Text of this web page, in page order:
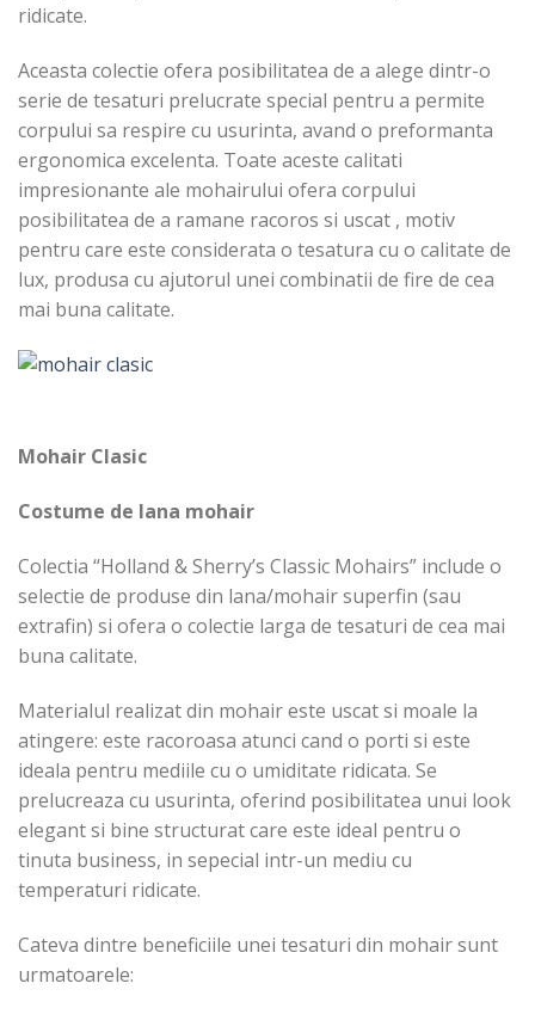
ridicate.
Aceasta colectie ofera posibilitatea de a alege dintr-o
serie de tesaturi prelucrate special pentru a permite
corpului sa respire cu usurinta, avand o preformanta
ergonomica excelenta. Toate aceste calitati
impresionante ale mohairului ofera corpului
posibilitatea de a ramane racoros si uscat , motiv
pentru care este considerata o tesatura cu o calitate de
lux, produsa cu ajutorul unei combinatii de fire de cea
mai buna calitate.
Mohair Clasic
Costume de lana mohair
Colectia “Holland & Sherry’s Classic Mohairs” include o
selectie de produse din lana/mohair superfin (sau
extrafin) si ofera o colectie larga de tesaturi de cea mai
buna calitate.
Materialul realizat din mohair este uscat si moale la
atingere: este racoroasa atunci cand o porti si este
ideala pentru mediile cu o umiditate ridicata. Se
prelucreaza cu usurinta, oferind posibilitatea unui look
elegant si bine structurat care este ideal pentru o
tinuta business, in sepecial intr-un mediu cu
temperaturi ridicate.
Cateva dintre beneficiile unei tesaturi din mohair sunt
urmatoarele: